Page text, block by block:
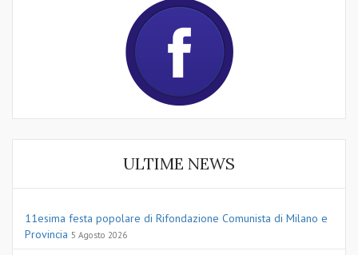
ULTIME NEWS
11esima festa popolare di Rifondazione Comunista di Milano e
Provincia 5 Agosto 2026